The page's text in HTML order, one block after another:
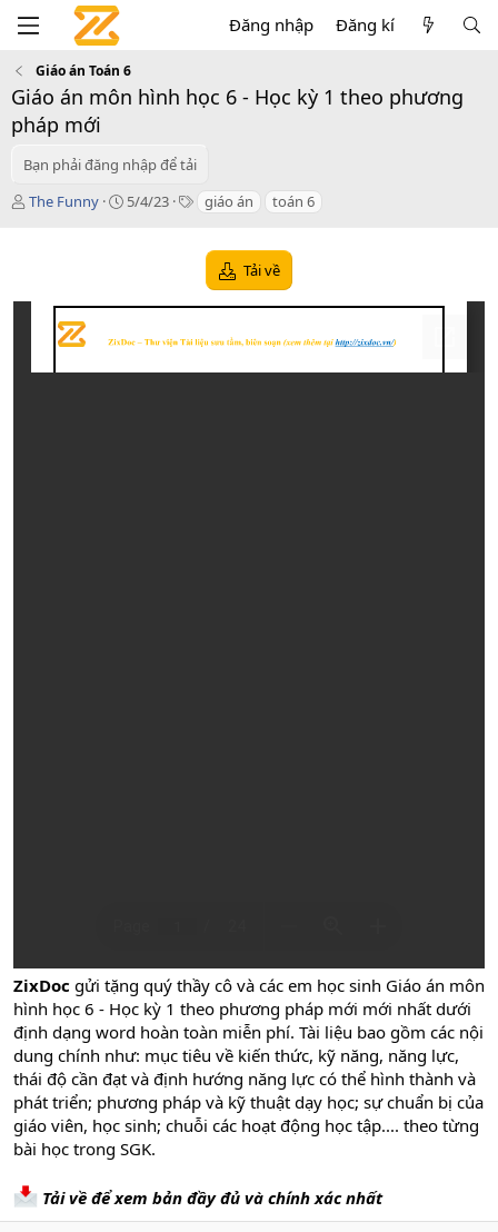
Đăng nhập Đăng kí
Giáo án Toán 6
Giáo án môn hình học 6 - Học kỳ 1 theo phương
pháp mới
Bạn phải đăng nhập để tải
T
ả
The Funny
C
n
5/4/23
T giáo án toán 6
Tải về
ZixDoc gửi tặng quý thầy cô và các em học sinh Giáo án môn
hình học 6 - Học kỳ 1 theo phương pháp mới mới nhất dưới
định dạng word hoàn toàn miễn phí. Tài liệu bao gồm các nội
dung chính như: mục tiêu về kiến thức, kỹ năng, năng lực,
thái độ cần đạt và định hướng năng lực có thể hình thành và
phát triển; phương pháp và kỹ thuật dạy học; sự chuẩn bị của
giáo viên, học sinh; chuỗi các hoạt động học tập.... theo từng
bài học trong SGK.
Tải về để xem bản đầy đủ và chính xác nhất